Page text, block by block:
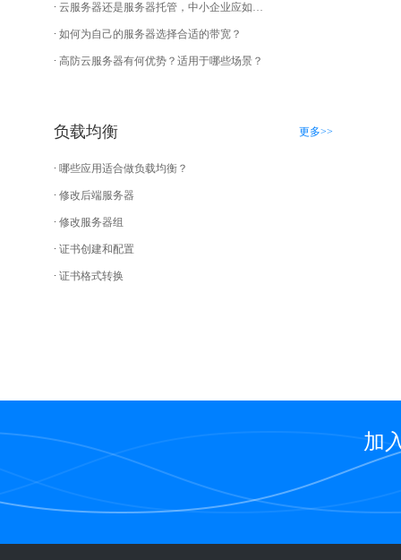
云服务器还是服务器托管，中小企业应如何选择？
如何为自己的服务器选择合适的带宽？
高防云服务器有何优势？适用于哪些场景？
负载均衡 更多>>
哪些应用适合做负载均衡？
修改后端服务器
修改服务器组
证书创建和配置
证书格式转换
加